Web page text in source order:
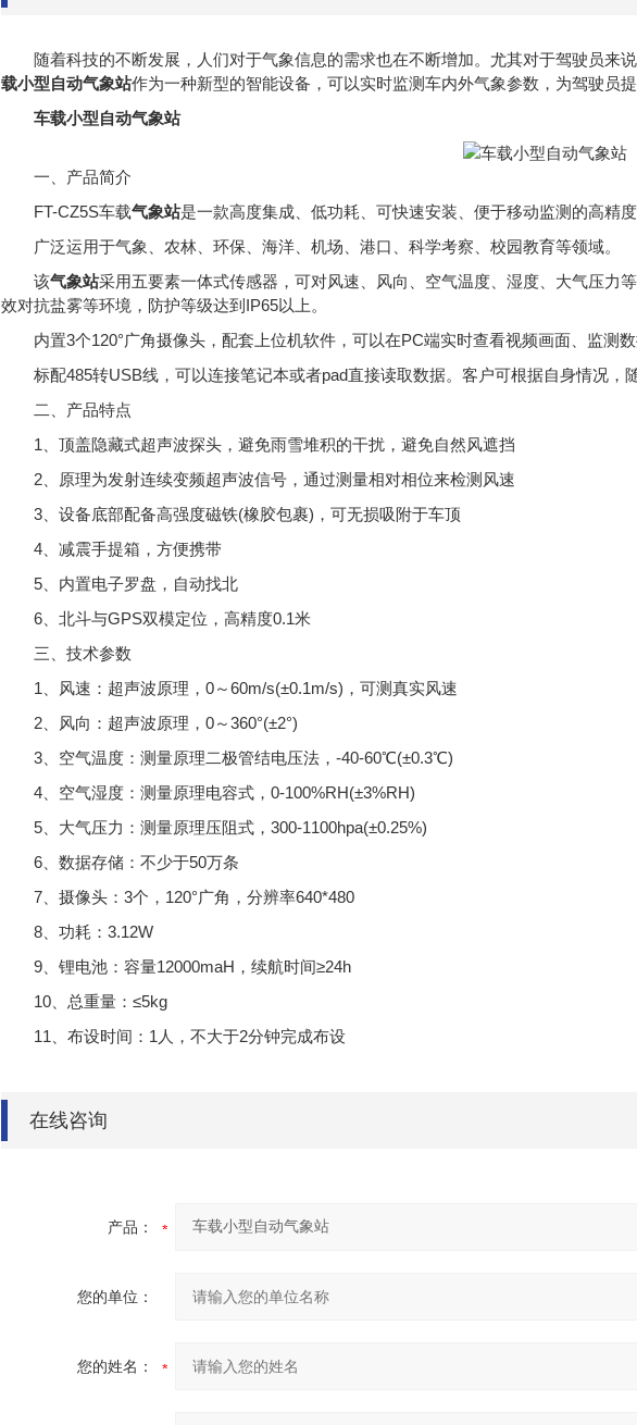
随着科技的不断发展，人们对于气象信息的需求也在不断增加。尤其对于驾驶员来
载小型自动气象站作为一种新型的智能设备，可以实时监测车内外气象参数，为驾驶员提
车载小型自动气象站
一、产品简介
FT-CZ5S车载气象站是一款高度集成、低功耗、可快速安装、便于移动监测的高精度
广泛运用于气象、农林、环保、海洋、机场、港口、科学考察、校园教育等领域。
该气象站采用五要素一体式传感器，可对风速、风向、空气温度、湿度、大气压力
效对抗盐雾等环境，防护等级达到IP65以上。
内置3个120°广角摄像头，配套上位机软件，可以在PC端实时查看视频画面、监测数
标配485转USB线，可以连接笔记本或者pad直接读取数据。客户可根据自身情况，
二、产品特点
1、顶盖隐藏式超声波探头，避免雨雪堆积的干扰，避免自然风遮挡
2、原理为发射连续变频超声波信号，通过测量相对相位来检测风速
3、设备底部配备高强度磁铁(橡胶包裹)，可无损吸附于车顶
4、减震手提箱，方便携带
5、内置电子罗盘，自动找北
6、北斗与GPS双模定位，高精度0.1米
三、技术参数
1、风速：超声波原理，0～60m/s(±0.1m/s)，可测真实风速
2、风向：超声波原理，0～360°(±2°)
3、空气温度：测量原理二极管结电压法，-40-60℃(±0.3℃)
4、空气湿度：测量原理电容式，0-100%RH(±3%RH)
5、大气压力：测量原理压阻式，300-1100hpa(±0.25%)
6、数据存储：不少于50万条
7、摄像头：3个，120°广角，分辨率640*480
8、功耗：3.12W
9、锂电池：容量12000maH，续航时间≥24h
10、总重量：≤5kg
11、布设时间：1人，不大于2分钟完成布设
在线咨询
产品：
您的单位：
您的姓名：